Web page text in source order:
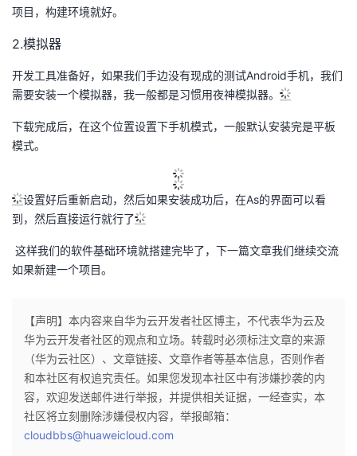
项目，构建环境就好。
2.模拟器
开发工具准备好，如果我们手边没有现成的测试Android手机，我们
需要安装一个模拟器，我一般都是习惯用夜神模拟器。
下载完成后，在这个位置设置下手机模式，一般默认安装完是平板
模式。
设置好后重新启动，然后如果安装成功后，在As的界面可以看
到，然后直接运行就行了
这样我们的软件基础环境就搭建完毕了，下一篇文章我们继续交流
如果新建一个项目。
【声明】本内容来自华为云开发者社区博主，不代表华为云及
华为云开发者社区的观点和立场。转载时必须标注文章的来源
（华为云社区）、文章链接、文章作者等基本信息，否则作者
和本社区有权追究责任。如果您发现本社区中有涉嫌抄袭的内
容，欢迎发送邮件进行举报，并提供相关证据，一经查实，本
社区将立刻删除涉嫌侵权内容，举报邮箱：
cloudbbs@huaweicloud.com